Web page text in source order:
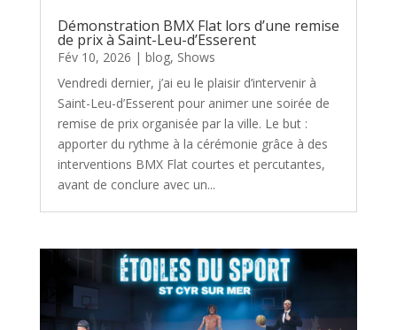
Démonstration BMX Flat lors d’une remise
de prix à Saint-Leu-d’Esserent
Fév 10, 2026 | blog, Shows
Vendredi dernier, j’ai eu le plaisir d’intervenir à
Saint-Leu-d’Esserent pour animer une soirée de
remise de prix organisée par la ville. Le but :
apporter du rythme à la cérémonie grâce à des
interventions BMX Flat courtes et percutantes,
avant de conclure avec un...